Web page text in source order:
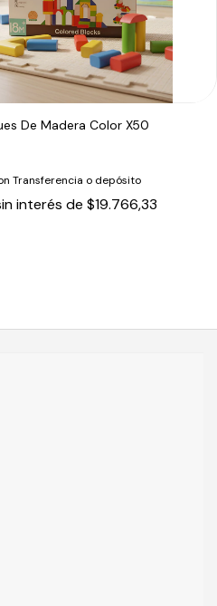
De Madera Color X50
Transferencia o depósito
interés de$19.766,33